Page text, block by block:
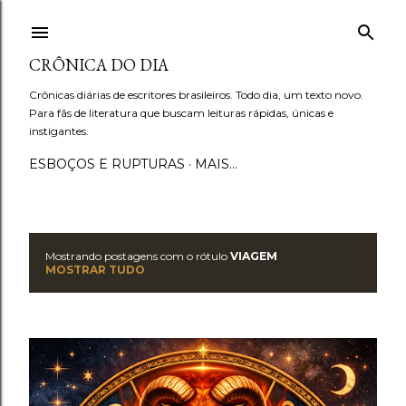
CRÔNICA DO DIA
Crônicas diárias de escritores brasileiros. Todo dia, um texto novo.
Para fãs de literatura que buscam leituras rápidas, únicas e
instigantes.
ESBOÇOS E RUPTURAS MAIS…
s
t
Mostrando postagens com o rótulo VIAGEM
MOSTRAR TUDO